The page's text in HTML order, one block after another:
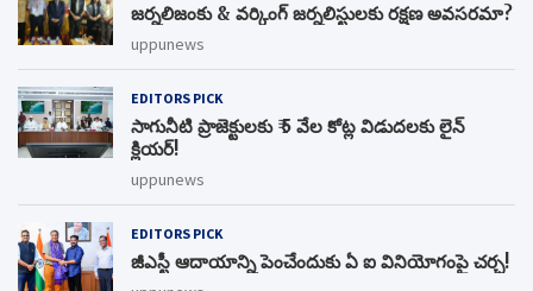
జర్నలిజంకు & వర్కింగ్ జర్నలిస్టులకు రక్షణ అవసరమా?
uppunews
EDITORS PICK
సాగునీటి ప్రాజెక్టులకు ₹ 5 వేల కోట్ల విడుదలకు లైన్
క్లియర్!
uppunews
EDITORS PICK
జీఎస్టీ ఆదాయాన్ని పెంచేందుకు ఏ ఐ వినియోగంపై చర్చ!